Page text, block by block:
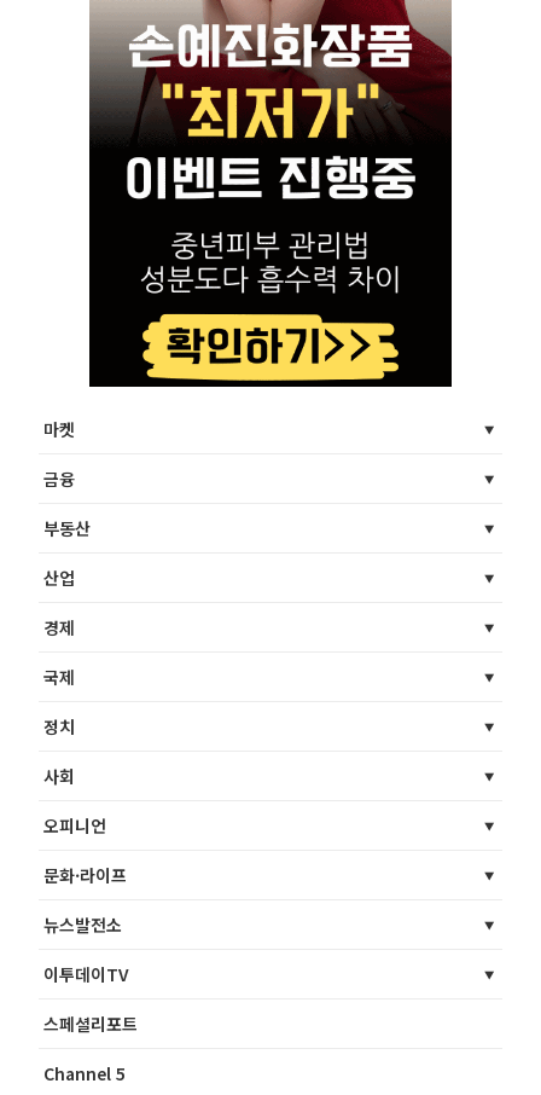
마켓
금융
부동산
산업
경제
국제
정치
사회
오피니언
문화·라이프
뉴스발전소
이투데이TV
스페셜리포트
Channel 5